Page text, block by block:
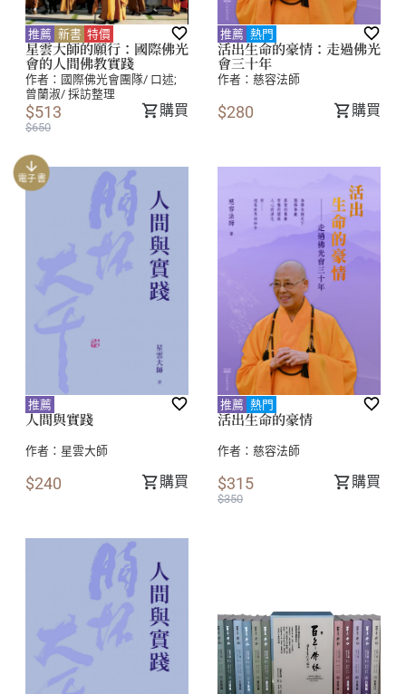
推薦 新書 特價
星雲大師的願行：國際佛光
會的人間佛教實踐
作者： 國際佛光會團隊/ 口述;
曾蘭淑/ 採訪整理
$513
$650
購買
推薦 熱門
活出生命的豪情：走過佛光
會三十年
作者： 慈容法師
$280 購買
電子書
推薦
人間與實踐
作者： 星雲大師
$240 購買
推薦 熱門
活出生命的豪情
作者： 慈容法師
$315
$350
購買